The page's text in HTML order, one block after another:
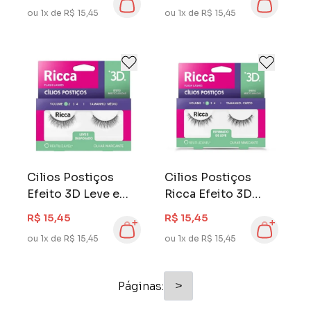
ou 1x de R$ 15,45 ou 1x de R$ 15,45
Cilios Postiços
Efeito 3D Leve e
Despojado
R$ 15,45
ou 1x de R$ 15,45
Cilios Postiços
Ricca Efeito 3D
Esfumado de Leve
R$ 15,45
ou 1x de R$ 15,45
Páginas: >